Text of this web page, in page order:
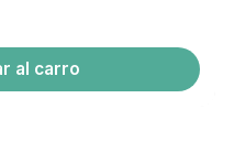
al carro